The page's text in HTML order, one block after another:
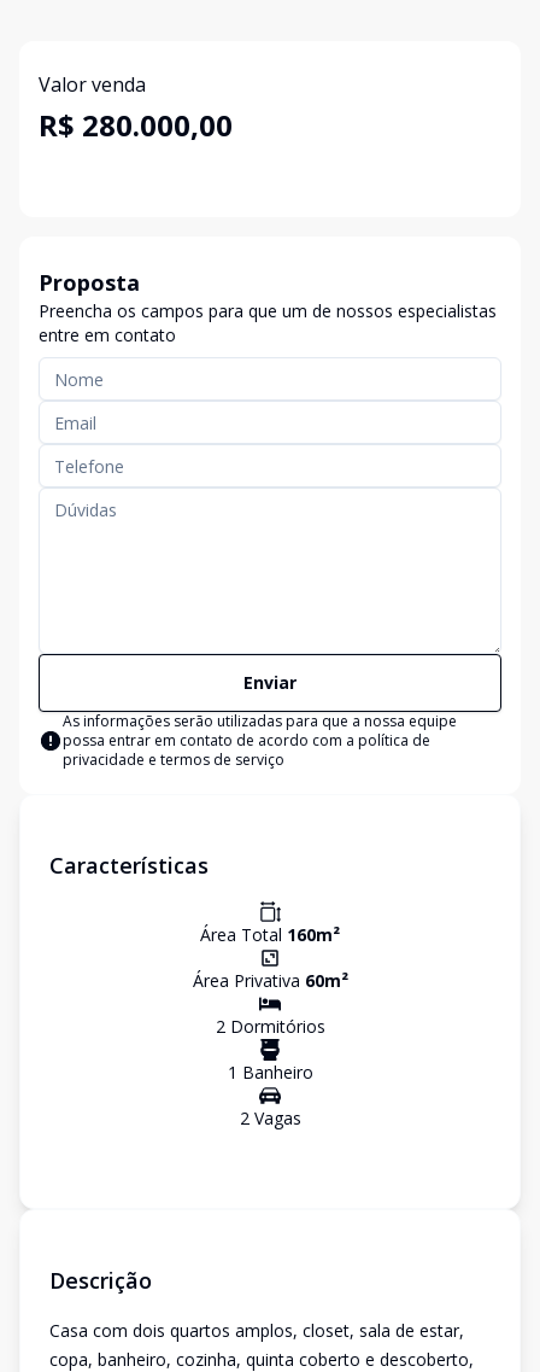
Valor venda
R$ 280.000,00
Proposta
Preencha os campos para que um de nossos especialistas
entre em contato
Enviar
As informações serão utilizadas para que a nossa equipe
possa entrar em contato de acordo com a política de
privacidade e termos de serviço
Características
Área Total 160m²
Área Privativa 60m²
2Dormitórios
1 Banheiro
2Vagas
Descrição
Casa com dois quartos amplos, closet, sala de estar,
copa, banheiro, cozinha, quinta coberto e descoberto,